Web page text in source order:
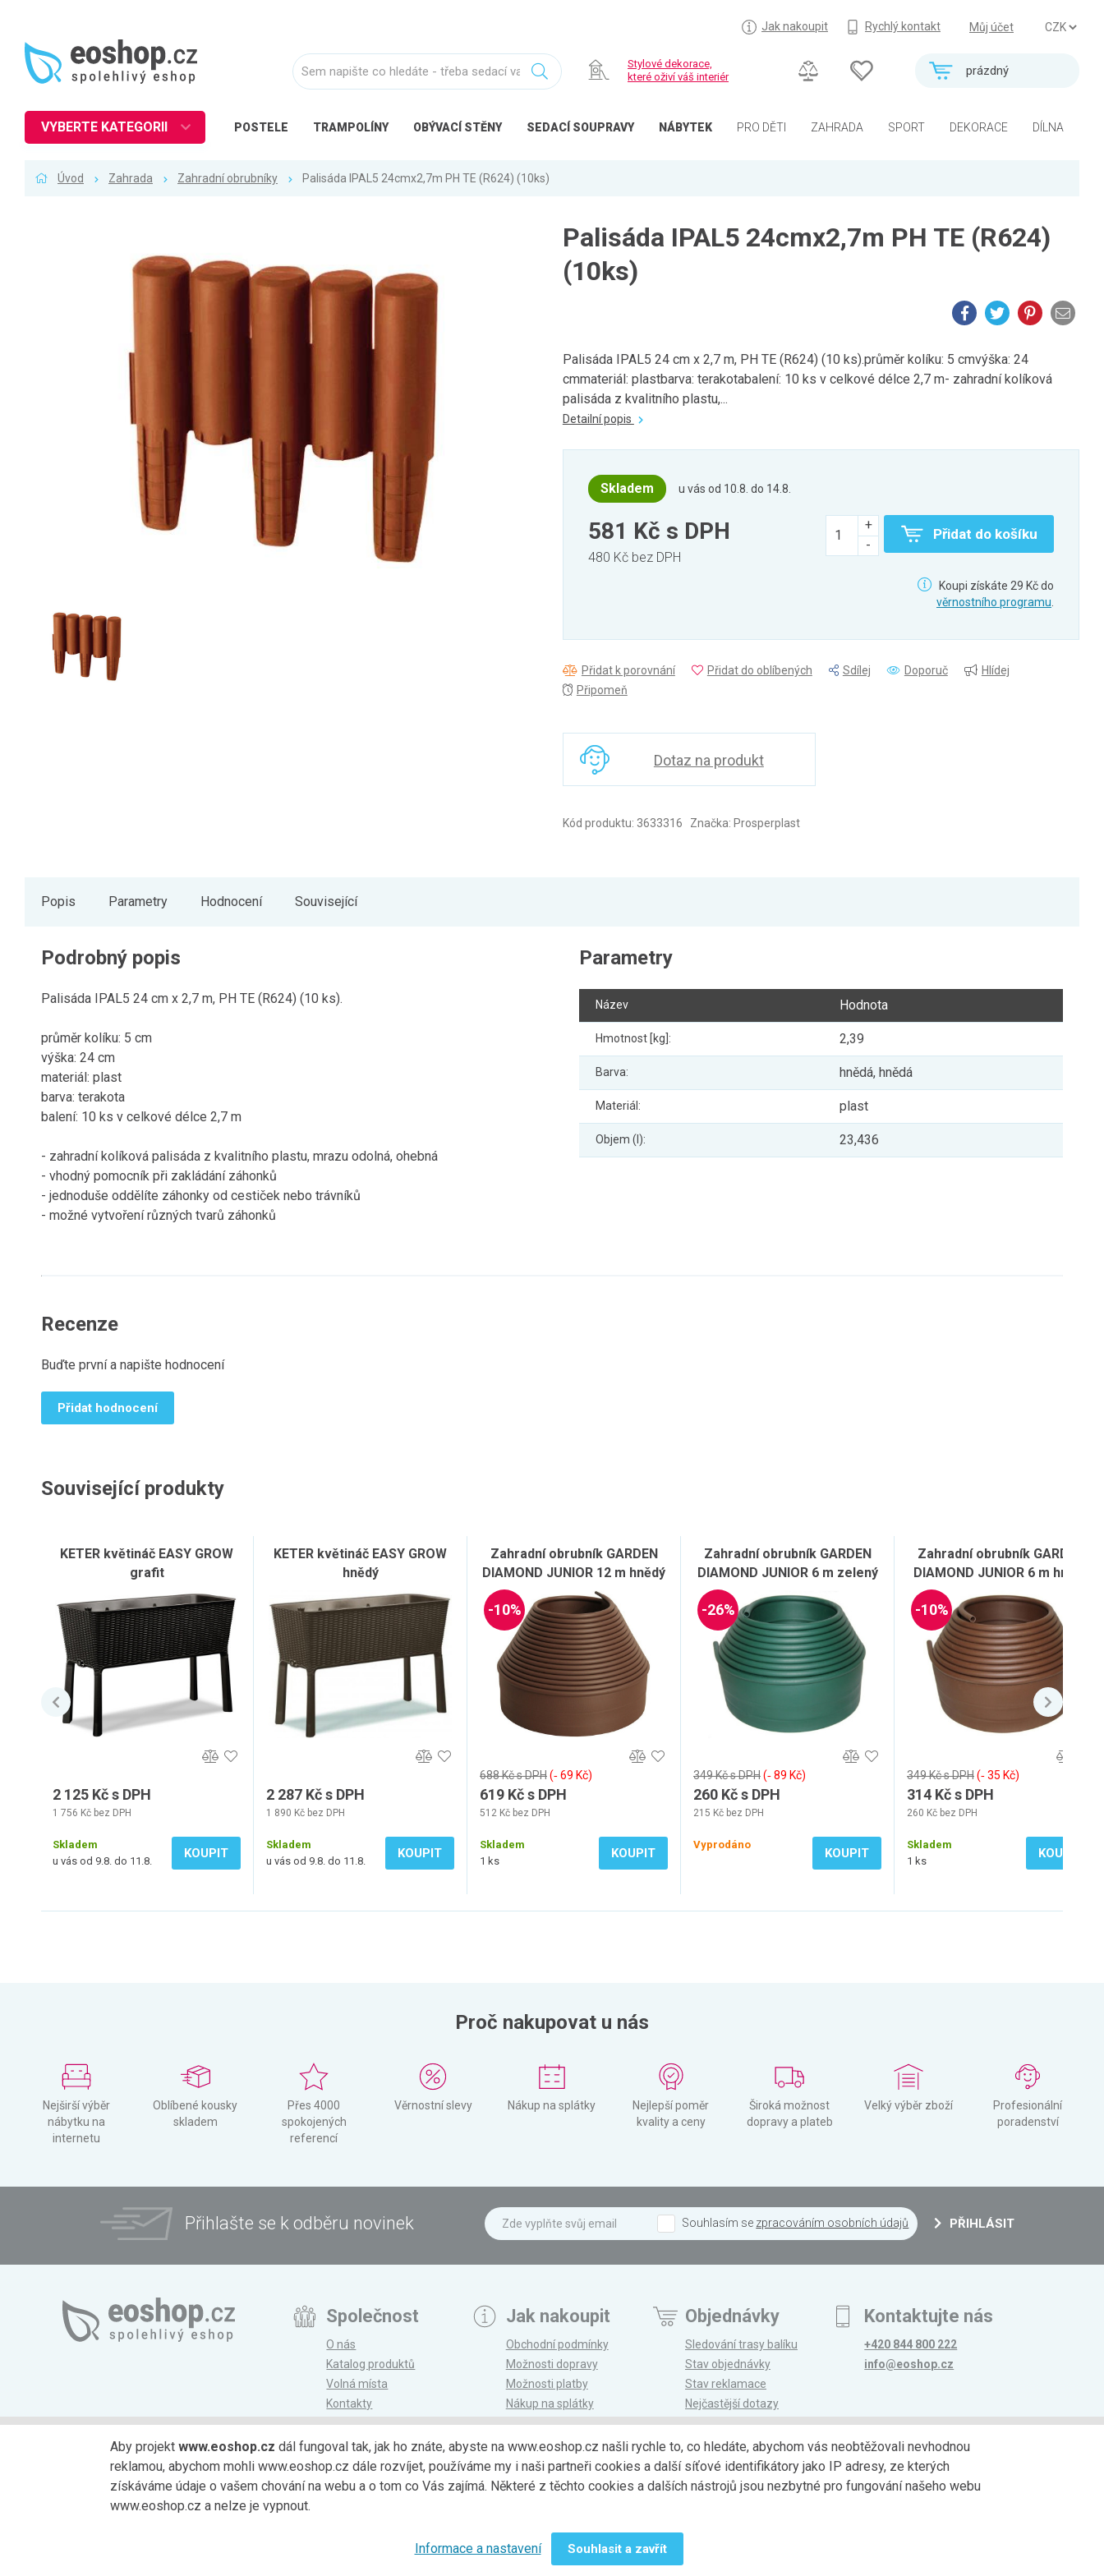
Můj účet
Jak nakoupit Rychlý kontakt
prázdný
Stylové dekorace,
které oživí váš interiér
POSTELE TRAMPOLÍNY OBÝVACÍ STĚNY SEDACÍ SOUPRAVY NÁBYTEK PRO DĚTI ZAHRADA SPORT DEKORACE DÍLNA
VYBERTE KATEGORII
Sport, outdoor
Všechny kategorie
Úvod Zahrada Zahradní obrubníky Palisáda IPAL5 24cmx2,7m PH TE (R624) (10ks)
Palisáda IPAL5 24cmx2,7m PH TE (R624)
(10ks)
Palisáda IPAL5 24 cm x 2,7 m, PH TE (R624) (10 ks).průměr kolíku: 5 cmvýška: 24
cmmateriál: plastbarva: terakotabalení: 10 ks v celkové délce 2,7 m- zahradní kolíková
palisáda z kvalitního plastu,...
Detailní popis
Skladem u vás od 10.8. do 14.8.
581 Kč s DPH
480 Kč bez DPH
Přidat do košíku
Koupi získáte 29 Kč do
věrnostního programu
Přidat k porovnání Přidat do oblíbených Sdílej Doporuč
Hlídej
Připomeň
Dotaz na produkt
Kód produktu: 3633316 Značka: Prosperplast
Popis Parametry Hodnocení Související
Podrobný popis
Palisáda IPAL5 24 cm x 2,7 m, PH TE (R624) (10 ks).
průměr kolíku: 5 cm
výška: 24 cm
materiál: plast
barva: terakota
balení: 10 ks v celkové délce 2,7 m
- zahradní kolíková palisáda z kvalitního plastu, mrazu odolná, ohebná
- vhodný pomocník při zakládání záhonků
- jednoduše oddělíte záhonky od cestiček nebo trávníků
- možné vytvoření různých tvarů záhonků
Parametry
Název Hodnota
Hmotnost [kg]: 2,39
Barva: hnědá, hnědá
Materiál: plast
Objem (l): 23,436
Recenze
Buďte první a napište hodnocení
Přidat hodnocení
Související produkty
KETER květináč EASY GROW
grafit
2 125 Kč s DPH
1 756 Kč bez DPH
Skladem
u vás od 9.8. do 11.8.
KOUPIT
KETER květináč EASY GROW
hnědý
2 287 Kč s DPH
1 890 Kč bez DPH
Skladem
u vás od 9.8. do 11.8.
KOUPIT
Zahradní obrubník GARDEN
DIAMOND JUNIOR 12 m hnědý
-10%
688 Kč s DPH(‐ 69 Kč)
619 Kč s DPH
512 Kč bez DPH
Skladem
1 ks
KOUPIT
Zahradní obrubník GARDEN
DIAMOND JUNIOR 6 m zelený
-26%
349 Kč s DPH(‐ 89 Kč)
260 Kč s DPH
215 Kč bez DPH
Vyprodáno
KOUPIT
Zahradní obrubník GARDEN
DIAMOND JUNIOR 6 m hnědý
-10%
349 Kč s DPH(‐ 35 Kč)
314 Kč s DPH
260 Kč bez DPH
Skladem
1 ks
KOUPIT
Proč nakupovat u nás
Nejširší výběr
nábytku na
internetu
Oblíbené kousky
skladem
Přes 4000
spokojených
referencí
Věrnostní slevy Nákup na splátky
Nejlepší poměr
kvality a ceny
Široká možnost
dopravy a plateb
Velký výběr zboží
Profesionální
poradenství
Přihlašte se k odběru novinek Souhlasím se zpracováním osobních údajů PŘIHLÁSIT
Společnost
O nás
Katalog produktů
Volná místa
Kontakty
Magazín
Jak nakoupit
Obchodní podmínky
Možnosti dopravy
Možnosti platby
Nákup na splátky
Reklamace a vrácení
Objednávky
Sledování trasy balíku
Stav objednávky
Stav reklamace
Nejčastější dotazy
Kontaktujte nás
+420 844 800 222
info@eoshop.cz
Možnosti platby Možnosti dopravy Partneři
Aby projektwww.eoshop.cz dál fungoval tak, jak ho znáte, abyste na www.eoshop.cz našli rychle to, co hledáte, abychom vás neobtěžovali nevhodnou
reklamou, abychom mohli www.eoshop.cz dále rozvíjet, používáme my i naši partneři cookies a další síťové identifikátory jako IP adresy, ze kterých
získáváme údaje o vašem chování na webu a o tom co Vás zajímá. Některé z těchto cookies a dalších nástrojů jsou nezbytné pro fungování našeho webu
www.eoshop.cz a nelze je vypnout.
Informace a nastavení Souhlasit a zavřít